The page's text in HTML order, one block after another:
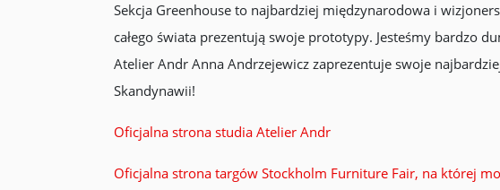
Sekcja Greenhouse to najbardziej międzynarodowa i
całego świata prezentują swoje prototypy. Jesteśmy bardzo
Atelier Andr Anna Andrzejewicz zaprezentuje swoje
Skandynawii!
Oficjalna strona studia Atelier Andr
Oficjalna strona targów Stockholm Furniture Fair, na której